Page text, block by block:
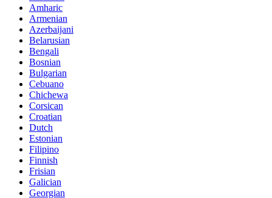
Amharic
Armenian
Azerbaijani
Belarusian
Bengali
Bosnian
Bulgarian
Cebuano
Chichewa
Corsican
Croatian
Dutch
Estonian
Filipino
Finnish
Frisian
Galician
Georgian